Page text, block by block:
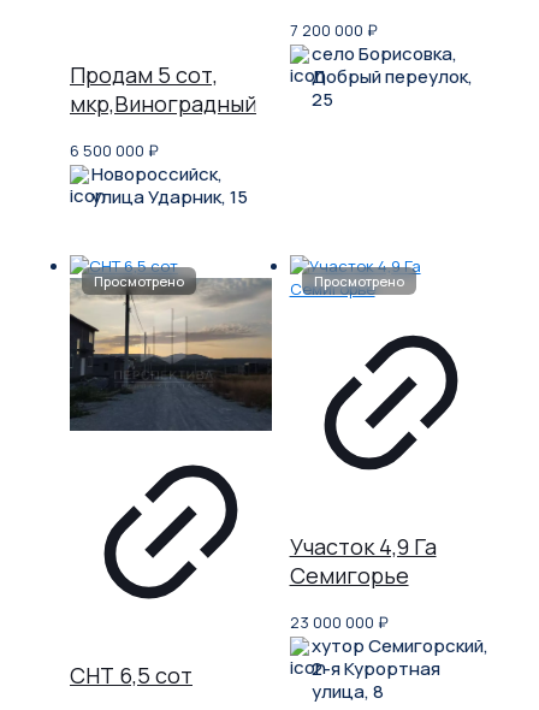
Продам 5 сот,
мкр,Виноградный
6 500 000 ₽
Новороссийск,
улица Ударник, 15
7 200 000 ₽
село Борисовка,
Добрый переулок,
25
СНТ 6,5 сот
Участок 4,9 Га
Семигорье
23 000 000 ₽
хутор Семигорский,
2-я Курортная
улица, 8